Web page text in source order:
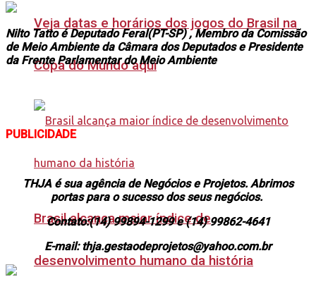
Veja datas e horários dos jogos do Brasil na
Copa do Mundo aqui
Brasil alcança maior índice de
desenvolvimento humano da história
Nilto Tatto é Deputado Feral(PT-SP) , Membro da Comissão
de Meio Ambiente da Câmara dos Deputados e Presidente
da Frente Parlamentar do Meio Ambiente
PUBLICIDADE
THJA é sua agência de Negócios e Projetos. Abrimos
portas para o sucesso dos seus negócios.
Contato:(14) 99894-1299 e (14) 99862-4641
E-mail: thja.gestaodeprojetos@yahoo.com.br